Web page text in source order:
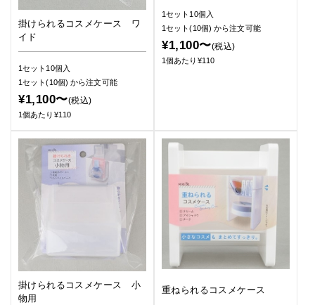
掛けられるコスメケース ワ
イド
1セット10個入
1セット(10個)から注文可能
¥1,100〜(税込)
1個あたり¥110
1セット10個入
1セット(10個)から注文可能
¥1,100〜(税込)
1個あたり¥110
掛けられるコスメケース 小
物用
重ねられるコスメケース